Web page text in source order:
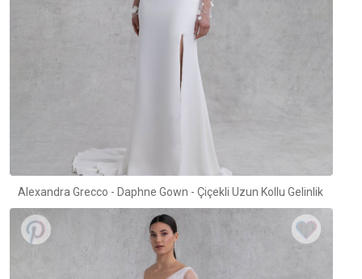
Alexandra Grecco - Daphne Gown - Çiçekli Uzun Kollu Gelinlik